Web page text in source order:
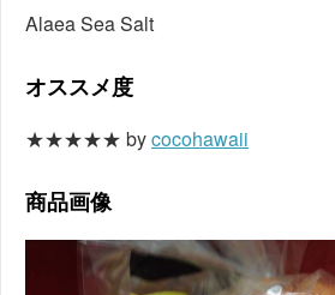
Alaea Sea Salt
オススメ度
★★★★★ bycocohawaii
商品画像